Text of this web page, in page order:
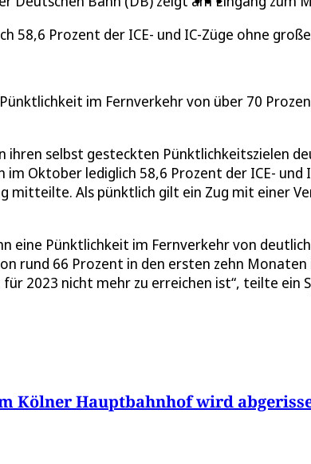
58,6 Prozent der ICE- und IC-Züge ohne
im Fernverkehr von über 70
ihren selbst gesteckten Pünktlichkeitszielen
Oktober lediglich 58,6 Prozent der ICE- und
mitteilte. Als pünktlich gilt ein Zug mit einer
eine Pünktlichkeit im Fernverkehr von
rund 66 Prozent in den ersten zehn
2023 nicht mehr zu erreichen ist“, teilte ein
Kölner Hauptbahnhof wird